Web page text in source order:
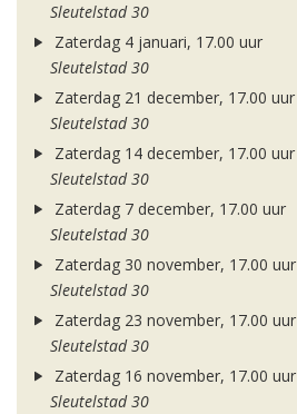
Sleutelstad 30
Zaterdag 4 januari, 17.00 uur
Sleutelstad 30
Zaterdag 21 december, 17.00 uur
Sleutelstad 30
Zaterdag 14 december, 17.00 uur
Sleutelstad 30
Zaterdag 7 december, 17.00 uur
Sleutelstad 30
Zaterdag 30 november, 17.00 uur
Sleutelstad 30
Zaterdag 23 november, 17.00 uur
Sleutelstad 30
Zaterdag 16 november, 17.00 uur
Sleutelstad 30